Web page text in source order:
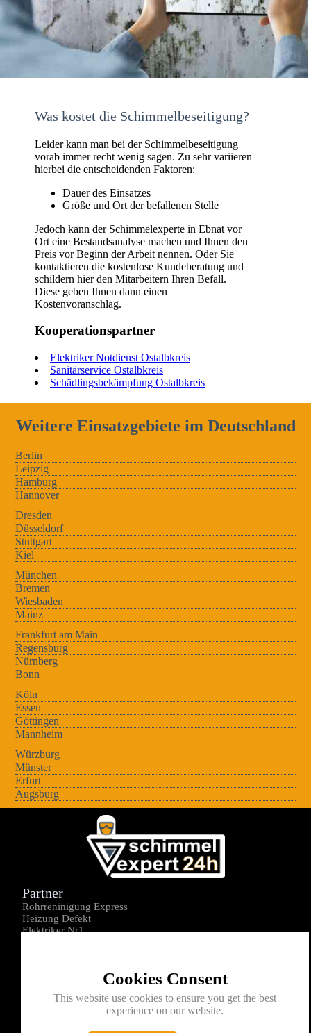
Was kostet die Schimmelbeseitigung?
Leider kann man bei der Schimmelbeseitigung
vorab immer recht wenig sagen. Zu sehr variieren
hierbei die entscheidenden Faktoren:
Dauer des Einsatzes
Größe und Ort der befallenen Stelle
Jedoch kann der Schimmelexperte in Ebnat vor
Ort eine Bestandsanalyse machen und Ihnen den
Preis vor Beginn der Arbeit nennen. Oder Sie
kontaktieren die kostenlose Kundeberatung und
schildern hier den Mitarbeitern Ihren Befall.
Diese geben Ihnen dann einen
Kostenvoranschlag.
Kooperationspartner
Elektriker Notdienst Ostalbkreis
Sanitärservice Ostalbkreis
Schädlingsbekämpfung Ostalbkreis
Weitere Einsatzgebiete im Deutschland
Berlin
Leipzig
Hamburg
Hannover
Dresden
Düsseldorf
Stuttgart
Kiel
München
Bremen
Wiesbaden
Mainz
Frankfurt am Main
Regensburg
Nürnberg
Bonn
Köln
Essen
Göttingen
Mannheim
Würzburg
Münster
Erfurt
Augsburg
Cookies Consent
This website use cookies to ensure you get the best
experience on our website.
Partner
Rohrreninigung Express
Heizung Defekt
Elektriker Nr1
Kontakt